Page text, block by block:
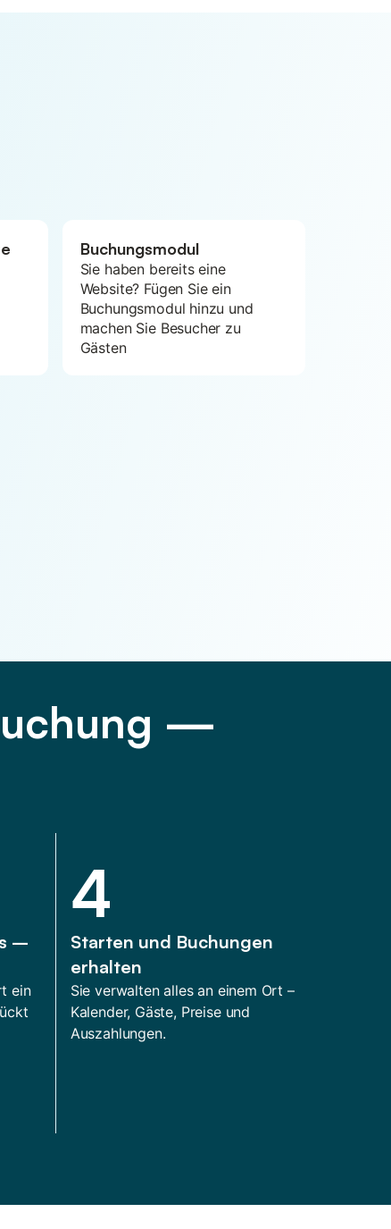
Buchungsmodul
Sie haben bereits eine
Website? Fügen Sie ein
Buchungsmodul hinzu und
machen Sie Besucher zu
Gästen
—
–
ein
4
Starten und Buchungen
erhalten
Sie verwalten alles an einem Ort –
Kalender, Gäste, Preise und
Auszahlungen.